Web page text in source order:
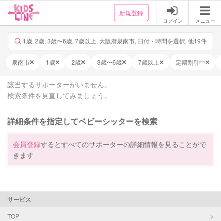
新規登録
ログイン メニュー
1歳, 2歳, 3歳〜6歳, 7歳以上, 大阪府泉南市, 日付・時間を選択, 他19件
泉南市 1歳 2歳 3歳〜6歳 7歳以上 定期割引中
該当するサポーターがいません。
検索条件を見直してみましょう。
詳細条件を指定してベビーシッターを検索
会員登録するとすべてのサポーターの詳細情報を見ることがで
きます
サービス
TOP